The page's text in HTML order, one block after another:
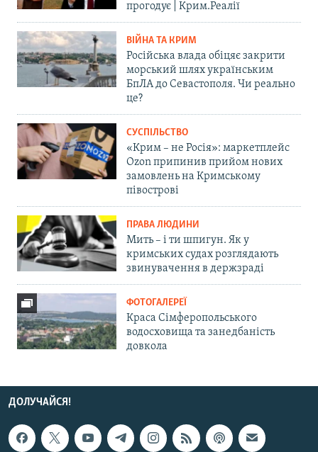
прогодує | Крим.Реалії
ВІЙНА ТА КРИМ
Російська влада обіцяє закрити
морський шлях українським
БпЛА до Севастополя. Чи реально
це?
СУСПІЛЬСТВО
«Крим – не Росія»: маркетплейс
Ozon припинив прийом нових
замовлень на Кримському
півострові
ПРАВА ЛЮДИНИ
Мить – і ти шпигун. Як у
кримських судах розглядають
звинувачення в держзраді
ФОТОГАЛЕРЕЇ
Краса Сімферопольського
водосховища та занедбаність
довкола
ДОЛУЧАЙСЯ!